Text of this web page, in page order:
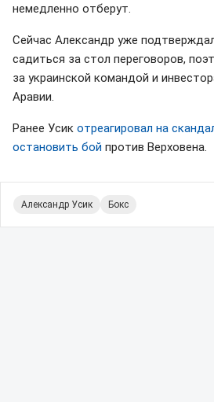
немедленно отберут.
Сейчас Александр уже
садиться за стол переговоров,
за украинской командой и
Аравии.
Ранее Усик отреагировал на
остановить бой против Верховена.
Александр Усик Бокс